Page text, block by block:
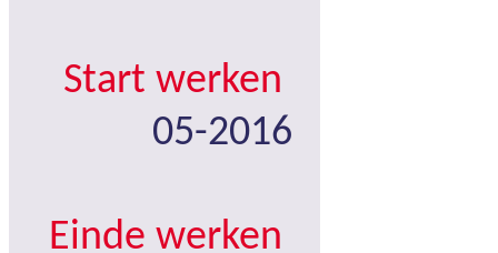
Start werken
05-2016
Einde werken